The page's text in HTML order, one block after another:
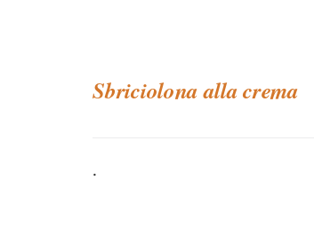
Sbriciolona alla crema
.